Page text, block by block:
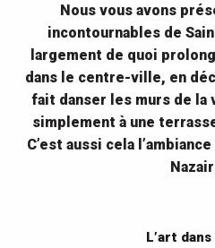
Nous vous avons
incontournables de
largement de quoi
dans le centre-ville, en
fait danser les murs de la
simplement à une
C’est aussi cela
L’art